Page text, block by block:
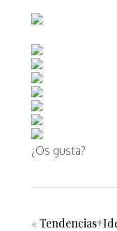
¿Os gusta?
«